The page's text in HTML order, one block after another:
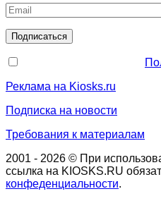
Реклама на Kiosks.ru
Подписка на новости
Требования к материалам
2001 - 2026 © При
ссылка на KIOSKS.RU
конфеденциальности.